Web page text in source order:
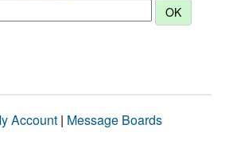
Account | Message Boards